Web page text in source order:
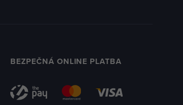
BEZPEČNÁ ONLINE PLATBA